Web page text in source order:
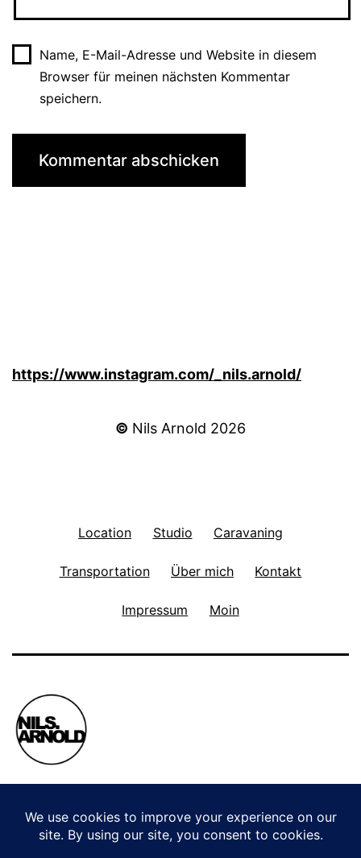
Name, E-Mail-Adresse und Website in diesem
Browser für meinen nächsten Kommentar
speichern.
https://www.instagram.com/_nils.arnold/
© Nils Arnold 2026
Location Studio Caravaning
Transportation Über mich Kontakt
Impressum Moin
Stolz präsentiert vonWordPress.